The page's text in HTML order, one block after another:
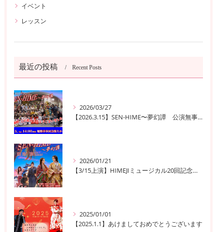
イベント
レッスン
最近の投稿 Recent Posts
2026/03/27
【2026.3.15】SEN-HIME〜夢幻譚 公演無事終了
2026/01/21
【3/15上演】HIMEJIミュージカル20回記念公演！ 姫路の歴史と夢が交錯する『SEN-HIME〜夢幻譚』
2025/01/01
【2025.1.1】あけましておめでとうございます